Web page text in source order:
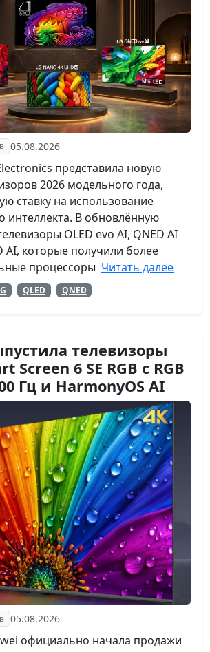
05.08.2026
представила новую
2026 модельного года,
ставку на использование
интеллекта. В обновлённую
OLED evo AI, QNED AI
AI, которые получили более
процессоры Читать далее
QLED QNED
телевизоры
Screen 6 SE RGB с RGB
Гц и HarmonyOS AI
05.08.2026
официально начала продажи